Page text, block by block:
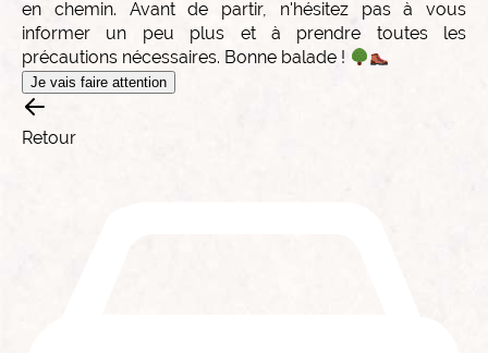
en chemin. Avant de partir, n'hésitez pas à vous
informer un peu plus et à prendre toutes les
précautions nécessaires. Bonne balade !
Je vais faire attention
Retour